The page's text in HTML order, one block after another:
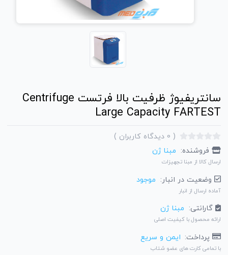
سانتریفیوژ ظرفیت بالا فرتست Centrifuge
Large Capacity FARTEST
(
0 دیدگاه کاربران )
فروشنده: مبنا ژن
ارسال کالا از مبنا تجهیزات
وضعیت در انبار: موجود
آماده ارسال از انبار
گارانتی: مبنا ژن
ارائه محصول با کیفیت اصلی
پرداخت: ایمن و سریع
با تمامی کارت های عضو شتاب